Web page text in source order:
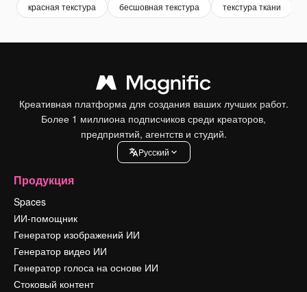
красная текстура бесшовная текстура текстура ткани
Креативная платформа для создания ваших лучших работ.
Более 1 миллиона подписчиков среди креаторов,
предприятий, агентств и студий.
Pусский
Продукция
Spaces
ИИ-помощник
Генератор изображений ИИ
Генератор видео ИИ
Генератор голоса на основе ИИ
Стоковый контент